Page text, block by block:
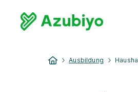
Ausbildung